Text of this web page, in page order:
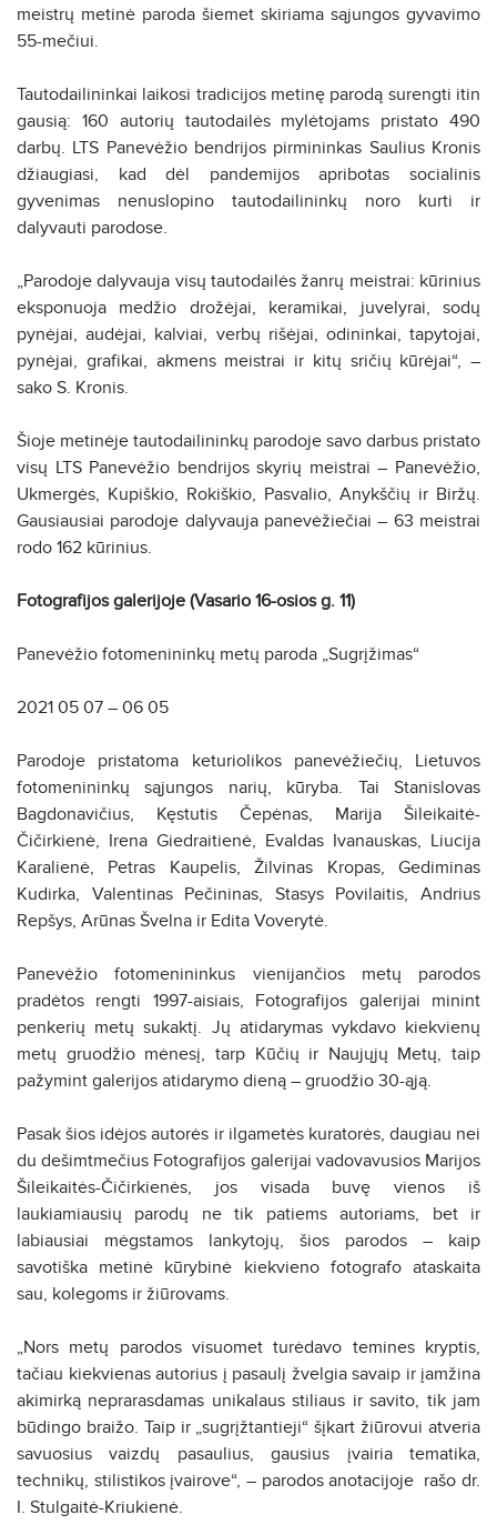
meistrų metinė paroda šiemet skiriama sąjungos gyvavimo
55-mečiui.
Tautodailininkai laikosi tradicijos metinę parodą surengti itin
gausią: 160 autorių tautodailės mylėtojams pristato 490
darbų. LTS Panevėžio bendrijos pirmininkas Saulius Kronis
džiaugiasi, kad dėl pandemijos apribotas socialinis
gyvenimas nenuslopino tautodailininkų noro kurti ir
dalyvauti parodose.
„Parodoje dalyvauja visų tautodailės žanrų meistrai: kūrinius
eksponuoja medžio drožėjai, keramikai, juvelyrai, sodų
pynėjai, audėjai, kalviai, verbų rišėjai, odininkai, tapytojai,
pynėjai, grafikai, akmens meistrai ir kitų sričių kūrėjai“, –
sako S. Kronis.
Šioje metinėje tautodailininkų parodoje savo darbus pristato
visų LTS Panevėžio bendrijos skyrių meistrai – Panevėžio,
Ukmergės, Kupiškio, Rokiškio, Pasvalio, Anykščių ir Biržų.
Gausiausiai parodoje dalyvauja panevėžiečiai – 63 meistrai
rodo 162 kūrinius.
Fotografijos galerijoje (Vasario 16-osios g. 11)
Panevėžio fotomenininkų metų paroda „Sugrįžimas“
2021 05 07 – 06 05
Parodoje pristatoma keturiolikos panevėžiečių, Lietuvos
fotomenininkų sąjungos narių, kūryba. Tai Stanislovas
Bagdonavičius, Kęstutis Čepėnas, Marija Šileikaitė-
Čičirkienė, Irena Giedraitienė, Evaldas Ivanauskas, Liucija
Karalienė, Petras Kaupelis, Žilvinas Kropas, Gediminas
Kudirka, Valentinas Pečininas, Stasys Povilaitis, Andrius
Repšys, Arūnas Švelna ir Edita Voverytė.
Panevėžio fotomenininkus vienijančios metų parodos
pradėtos rengti 1997-aisiais, Fotografijos galerijai minint
penkerių metų sukaktį. Jų atidarymas vykdavo kiekvienų
metų gruodžio mėnesį, tarp Kūčių ir Naujųjų Metų, taip
pažymint galerijos atidarymo dieną – gruodžio 30-ąją.
Pasak šios idėjos autorės ir ilgametės kuratorės, daugiau nei
du dešimtmečius Fotografijos galerijai vadovavusios Marijos
Šileikaitės-Čičirkienės, jos visada buvę vienos iš
laukiamiausių parodų ne tik patiems autoriams, bet ir
labiausiai mėgstamos lankytojų, šios parodos – kaip
savotiška metinė kūrybinė kiekvieno fotografo ataskaita
sau, kolegoms ir žiūrovams.
„Nors metų parodos visuomet turėdavo temines kryptis,
tačiau kiekvienas autorius į pasaulį žvelgia savaip ir įamžina
akimirką neprarasdamas unikalaus stiliaus ir savito, tik jam
būdingo braižo. Taip ir „sugrįžtantieji“ šįkart žiūrovui atveria
savuosius vaizdų pasaulius, gausius įvairia tematika,
technikų, stilistikos įvairove“, – parodos anotacijoje rašo dr.
I. Stulgaitė-Kriukienė.